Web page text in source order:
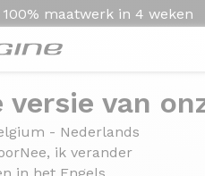
100% maatwerk in 4 weken
van
- Nederlands
Nee, ik verander